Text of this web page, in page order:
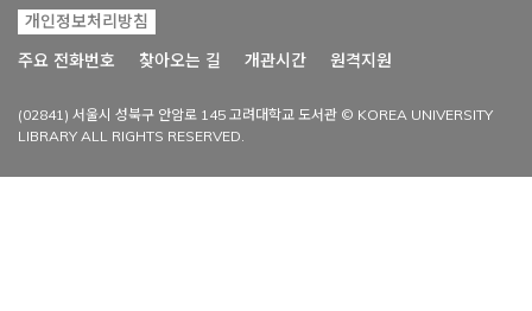
개인정보처리방침
주요 전화번호
찾아오는 길 개관시간 원격지원
(02841) 서울시 성북구 안암로 145 고려대학교 도서관 © KOREA UNIVERSITY
LIBRARY ALL RIGHTS RESERVED.